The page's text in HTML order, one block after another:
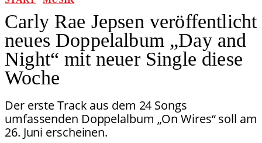
Carly Rae Jepsen veröffentlicht
neues Doppelalbum „Day and
Night“ mit neuer Single diese
Woche
Der erste Track aus dem 24 Songs
umfassenden Doppelalbum „On Wires“ soll am
26. Juni erscheinen.